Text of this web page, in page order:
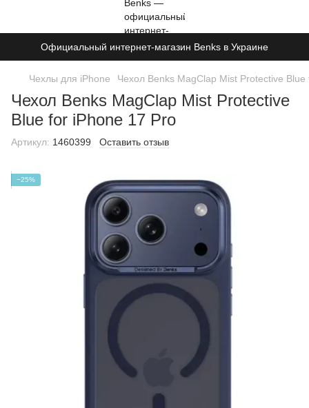
Официальный интернет-магазин Benks в Украине
Чехлы для iPhone Чехол Benks MagClap Mist Protective
Чехол Benks MagClap Mist Protective
Blue for iPhone 17 Pro
Артикул: 1460399 Оставить отзыв
−25%